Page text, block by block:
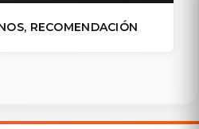
RECOMENDACIÓN